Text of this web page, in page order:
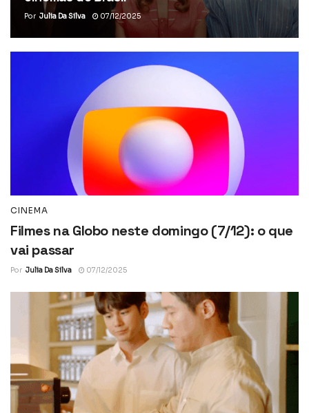
Por Julia Da Silva 07/12/2025
CINEMA
Filmes na Globo neste domingo (7/12): o que
vai passar
Por Julia Da Silva 07/12/2025